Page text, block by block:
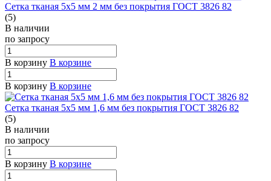
Сетка тканая 5х5 мм 2 мм без покрытия ГОСТ 3826 82
(5)
В наличии
по запросу
В корзину В корзине
В корзину В корзине
Сетка тканая 5х5 мм 1,6 мм без покрытия ГОСТ 3826 82
(5)
В наличии
по запросу
В корзину В корзине